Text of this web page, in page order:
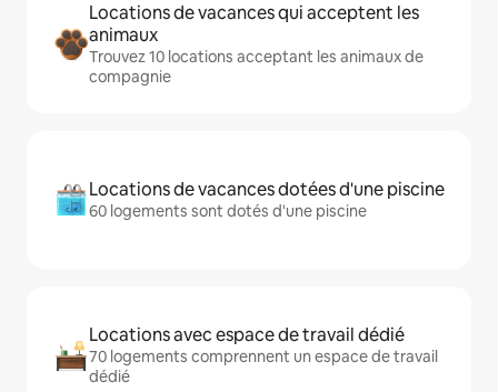
Locations de vacances qui acceptent les
animaux
Trouvez 10 locations acceptant les animaux de
compagnie
Locations de vacances dotées d'une piscine
60 logements sont dotés d'une piscine
Locations avec espace de travail dédié
70 logements comprennent un espace de travail
dédié